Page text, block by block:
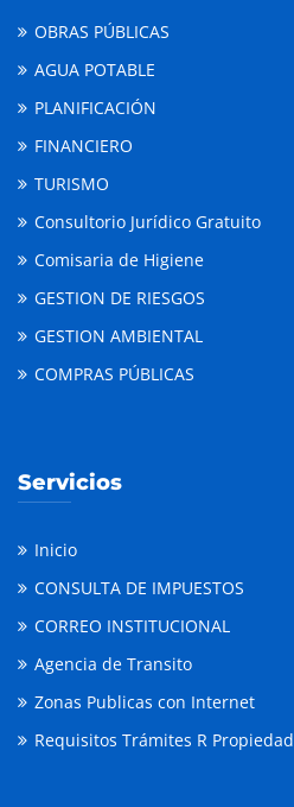
OBRAS PÚBLICAS
AGUA POTABLE
PLANIFICACIÓN
FINANCIERO
TURISMO
Consultorio Jurídico Gratuito
Comisaria de Higiene
GESTION DE RIESGOS
GESTION AMBIENTAL
COMPRAS PÚBLICAS
Servicios
Inicio
CONSULTA DE IMPUESTOS
CORREO INSTITUCIONAL
Agencia de Transito
Zonas Publicas con Internet
Requisitos Trámites R Propiedad